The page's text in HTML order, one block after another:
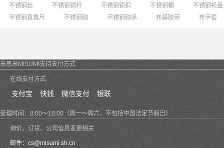
不锈钢丝 不锈钢锁杆 不锈钢锁扣 不锈钢桶
不锈钢托盘
不锈钢直角尺
不锈钢轴 不锈钢轴承 布基胶带 布手套
米思米MISUMI支持支付方式
在线支付方式
支付宝 快钱 微信支付 银联
受理时间：8:00～18:00（周一～周六，不包括中国法定节假日）
询价、订货、公司信息变更相关
邮件： cs@misumi.sh.cn